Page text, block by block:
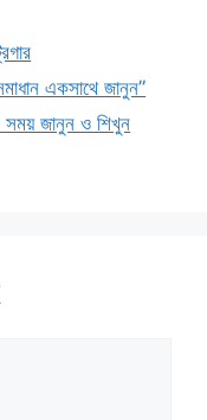
একসাথে জানুন”
জানুন ও শিখুন